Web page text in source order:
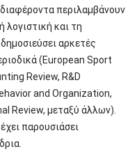
περιλαμβάνουν
λογιστική και τη
αρκετές
(European Sport
Review, R&D
and Organization,
Review, μεταξύ άλλων).
παρουσιάσει